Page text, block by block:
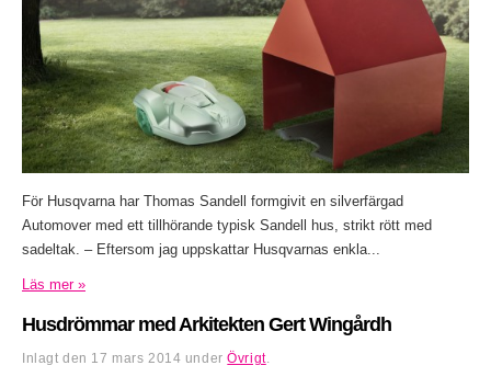
För Husqvarna har Thomas Sandell formgivit en silverfärgad
Automover med ett tillhörande typisk Sandell hus, strikt rött med
sadeltak. – Eftersom jag uppskattar Husqvarnas enkla...
Läs mer »
Husdrömmar med Arkitekten Gert Wingårdh
Inlagt den 17 mars 2014 underÖvrigt.